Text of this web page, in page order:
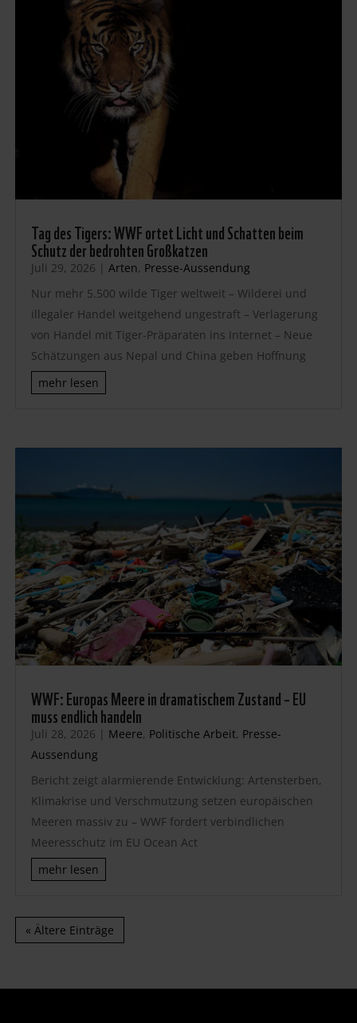
Tag des Tigers: WWF ortet Licht und Schatten beim
Schutz der bedrohten Großkatzen
Juli 29, 2026 | Arten, Presse-Aussendung
Nur mehr 5.500 wilde Tiger weltweit – Wilderei und
illegaler Handel weitgehend ungestraft – Verlagerung
von Handel mit Tiger-Präparaten ins Internet – Neue
Schätzungen aus Nepal und China geben Hoffnung
mehr lesen
WWF: Europas Meere in dramatischem Zustand – EU
muss endlich handeln
Juli 28, 2026 | Meere, Politische Arbeit, Presse-
Aussendung
Bericht zeigt alarmierende Entwicklung: Artensterben,
Klimakrise und Verschmutzung setzen europäischen
Meeren massiv zu – WWF fordert verbindlichen
Meeresschutz im EU Ocean Act
mehr lesen
« Ältere Einträge